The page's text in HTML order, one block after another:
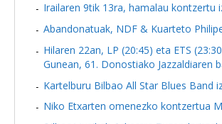
Irailaren 9tik 13ra, hamalau kontzertu
Abandonatuak, NDF & Kuarteto
Hilaren 22an, LP (20:45) eta ETS
Gunean, 61. Donostiako Jazzaldiaren
Kartelburu Bilbao All Star Blues Band
Niko Etxarten omenezko kontzertua